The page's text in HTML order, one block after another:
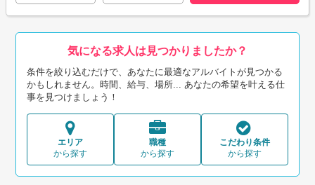
気になる求人は見つかりましたか？
条件を絞り込むだけで、あなたに最適なアルバイトが見つかる
かもしれません。時間、給与、場所... あなたの希望を叶える仕
事を見つけましょう！
エリア
から探す
職種
から探す
こだわり条件
から探す